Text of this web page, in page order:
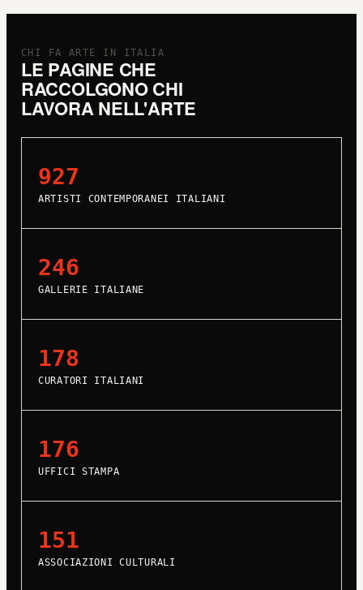
CHI FA ARTE IN ITALIA
LE PAGINE CHE
RACCOLGONO CHI
LAVORA NELL'ARTE
927
ARTISTI CONTEMPORANEI ITALIANI
246
GALLERIE ITALIANE
178
CURATORI ITALIANI
176
UFFICI STAMPA
151
ASSOCIAZIONI CULTURALI